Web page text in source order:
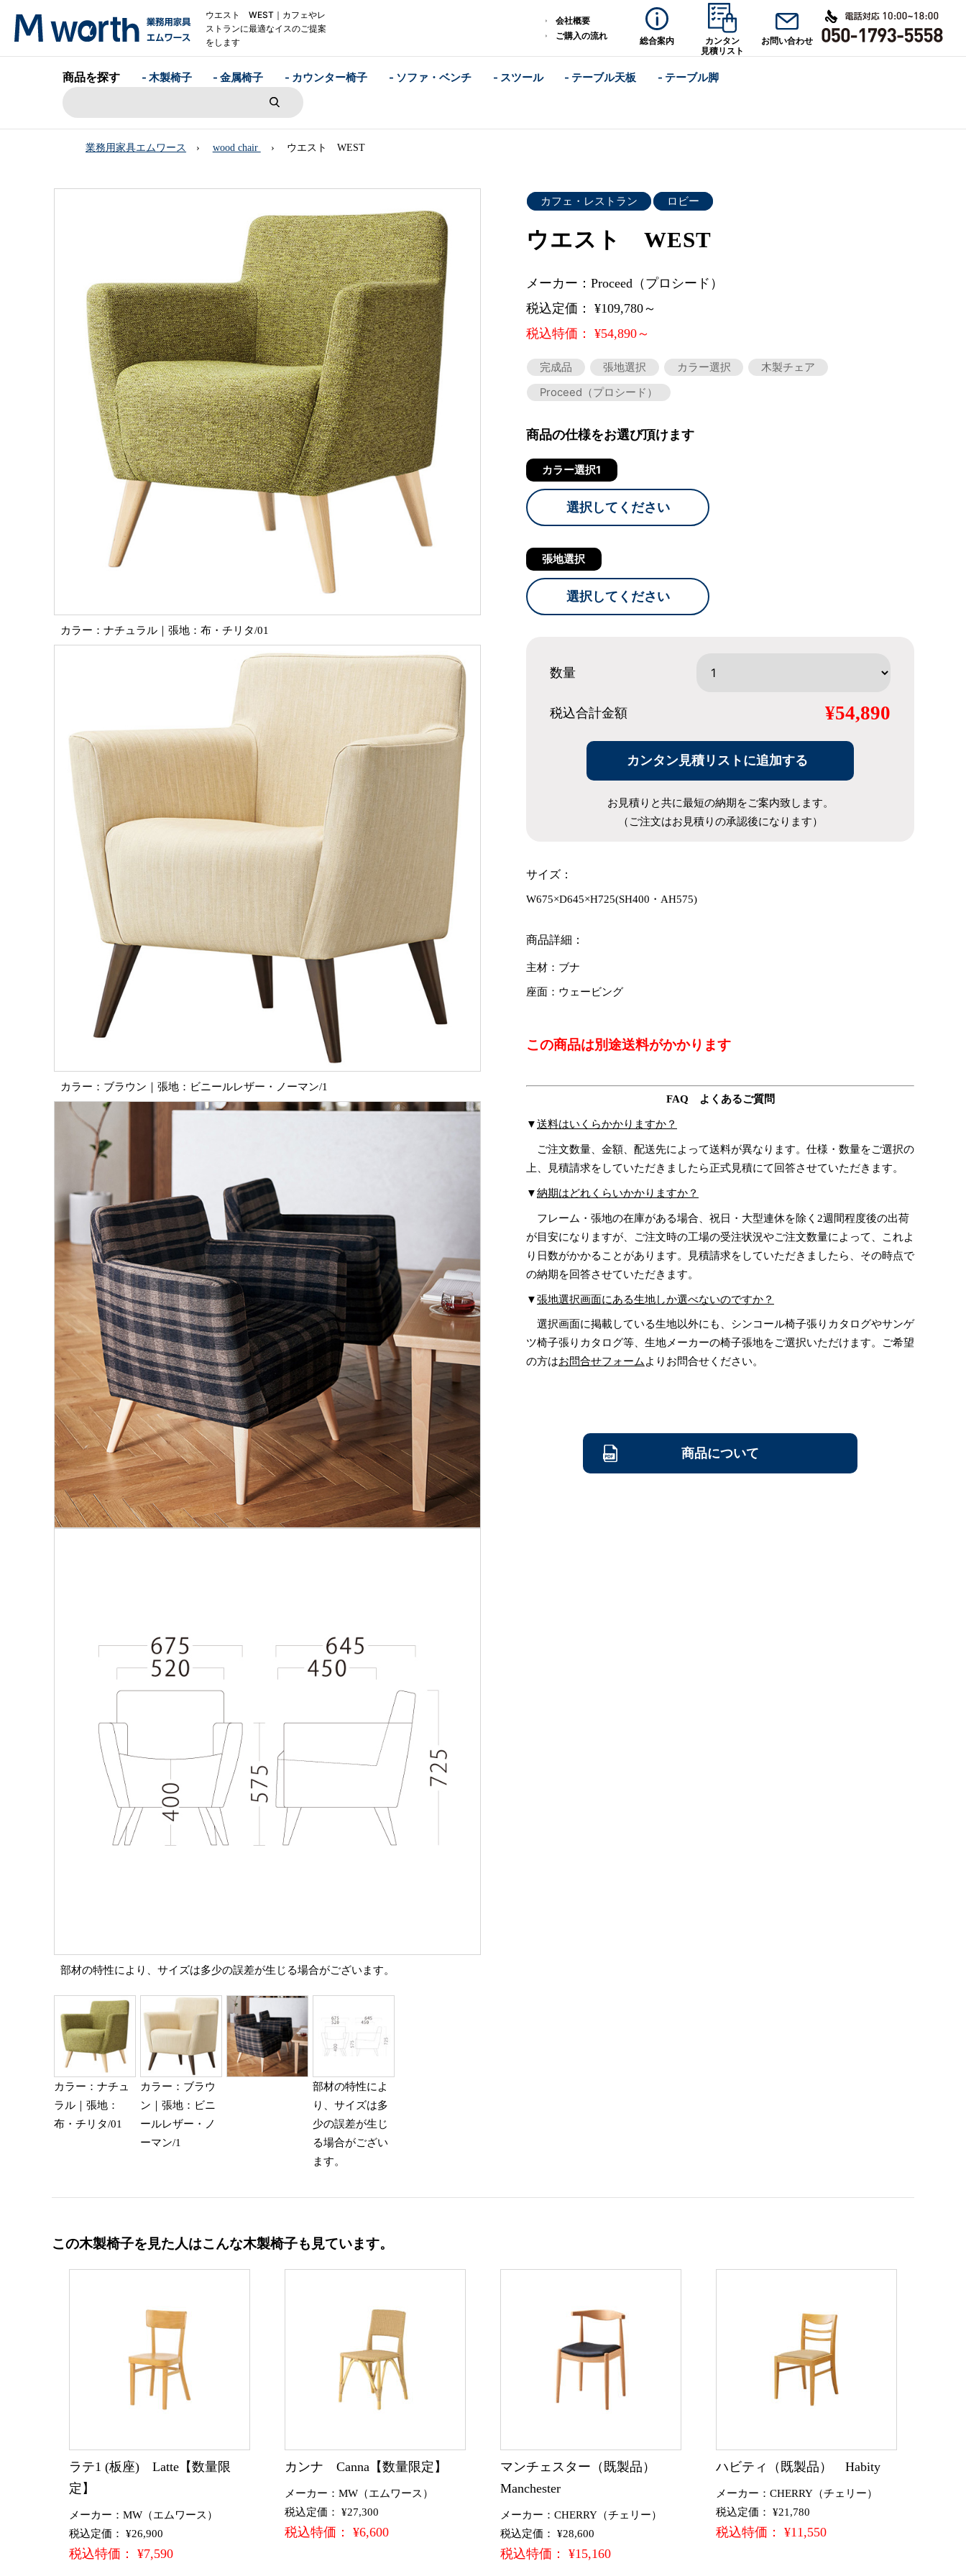
ウエスト WEST｜カフェやレ
ストランに最適なイスのご提案
をします
会社概要
ご購入の流れ
総合案内
カンタン
見積リスト
お問い合わせ
商品を探す - 木製椅子 - 金属椅子 - カウンター椅子 - ソファ・ベンチ - スツール - テーブル天板 - テーブル脚
業務用家具エムワース wood chair ウエスト WEST
カラー：ナチュラル｜張地：布・チリタ/01
カラー：ブラウン｜張地：ビニールレザー・ノーマン/1
部材の特性により、サイズは多少の誤差が生じる場合がございます。
カラー：ナチュ
ラル｜張地：
布・チリタ/01
カラー：ブラウ
ン｜張地：ビニ
ールレザー・ノ
ーマン/1
部材の特性によ
り、サイズは多
少の誤差が生じ
る場合がござい
ます。
カフェ・レストラン ロビー
ウエスト WEST
メーカー：Proceed（プロシード）
税込定価： ¥109,780～
税込特価： ¥54,890～
完成品 張地選択 カラー選択
木製チェア
Proceed（プロシード）
商品の仕様をお選び頂けます
カラー選択1
選択してください
張地選択
選択してください
数量
税込合計金額 ¥54,890
カンタン見積リストに追加する
お見積りと共に最短の納期をご案内致します。
（ご注文はお見積りの承認後になります）
サイズ：
W675×D645×H725(SH400・AH575)
商品詳細：
主材：ブナ
座面：ウェービング
この商品は別途送料がかかります
FAQ よくあるご質問
▼送料はいくらかかりますか？
ご注文数量、金額、配送先によって送料が異なります。仕様・数量をご選択の
上、見積請求をしていただきましたら正式見積にて回答させていただきます。
▼納期はどれくらいかかりますか？
フレーム・張地の在庫がある場合、祝日・大型連休を除く2週間程度後の出荷
が目安になりますが、ご注文時の工場の受注状況やご注文数量によって、これよ
り日数がかかることがあります。見積請求をしていただきましたら、その時点で
の納期を回答させていただきます。
▼張地選択画面にある生地しか選べないのですか？
選択画面に掲載している生地以外にも、シンコール椅子張りカタログやサンゲ
ツ椅子張りカタログ等、生地メーカーの椅子張地をご選択いただけます。ご希望
の方はお問合せフォームよりお問合せください。
商品について
この木製椅子を見た人はこんな木製椅子も見ています。
ラテ1 (板座) Latte【数量限
定】
メーカー：MW（エムワース）
税込定価： ¥26,900
税込特価： ¥7,590
カンナ Canna【数量限定】
メーカー：MW（エムワース）
税込定価： ¥27,300
税込特価： ¥6,600
マンチェスター（既製品）
Manchester
メーカー：CHERRY（チェリー）
税込定価： ¥28,600
税込特価： ¥15,160
ハビティ（既製品） Habity
メーカー：CHERRY（チェリー）
税込定価： ¥21,780
税込特価： ¥11,550